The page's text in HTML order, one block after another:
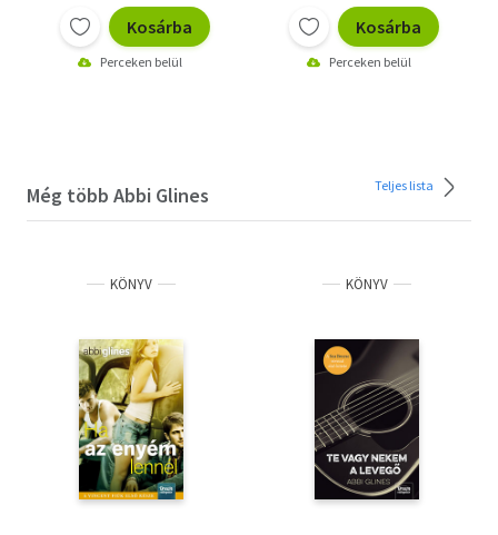
Kosárba
Perceken belül
Kosárba
Perceken belül
Még több Abbi Glines Teljes lista
KÖNYV KÖNYV